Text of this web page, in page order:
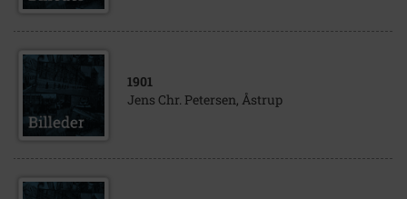
1901
Jens Chr. Petersen, Åstrup